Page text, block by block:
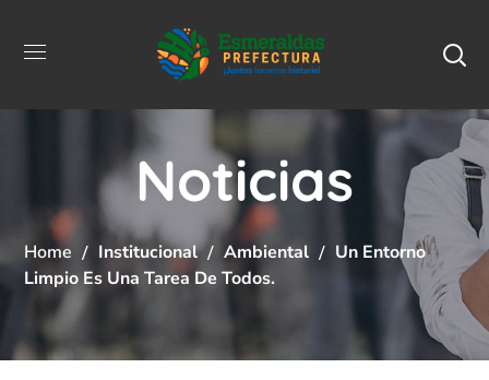
Noticias
Home Institucional Ambiental
Un Entorno
Limpio Es Una Tarea De Todos.